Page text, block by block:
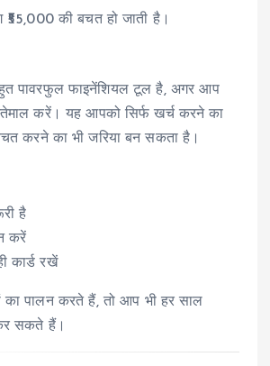
की बचत हो जाती है।
पावरफुल फाइनेंशियल टूल है, अगर आप
करें। यह आपको सिर्फ खर्च करने का
करने का भी जरिया बन सकता है।
है
करें
कार्ड रखें
का पालन करते हैं, तो आप भी हर साल
सकते हैं।